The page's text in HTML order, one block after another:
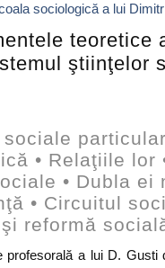
sociologică a lui
teoretice
ştiinţelor
sociale
• Relaţiile lor
• Dubla ei
• Circuitul
reformă
profesorală a lui D.